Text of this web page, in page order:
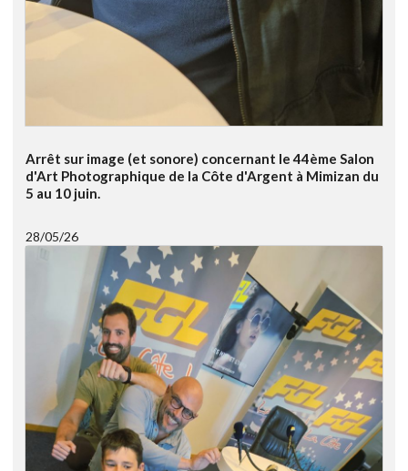
Arrêt sur image (et sonore) concernant le 44ème Salon
d'Art Photographique de la Côte d'Argent à Mimizan du
5 au 10 juin.
28/05/26